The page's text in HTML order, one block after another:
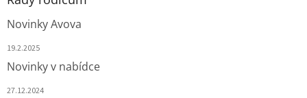
Novinky Avova
19.2.2025
Novinky v nabídce
27.12.2024